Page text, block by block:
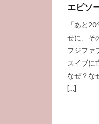
エピソ
「あと
せに、そ
フジファ
スイブに
なぜ？な
[…]